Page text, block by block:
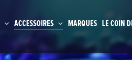
ACCESSOIRES MARQUES LE COIN